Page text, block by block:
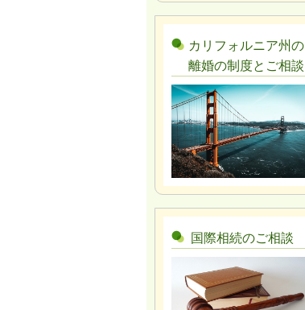
カリフォルニア州の
離婚の制度とご相談
国際相続のご相談